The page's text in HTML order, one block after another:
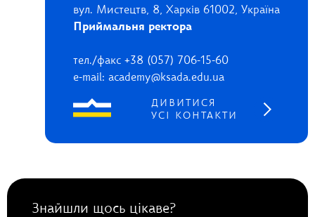
вул. Мистецтв, 8, Харків 61002, Україна
Приймальня ректора
тел./факс +38 (057) 706-15-60
e-mail: academy@ksada.edu.ua
ДИВИТИСЯ
УСІ КОНТАКТИ
Знайшли щось цікаве?